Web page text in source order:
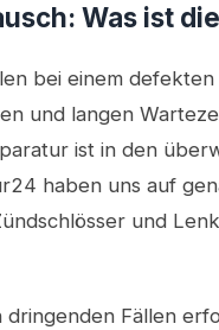
Was ist
bei einem
und langen
ist in den
haben uns auf
und
dringenden Fällen